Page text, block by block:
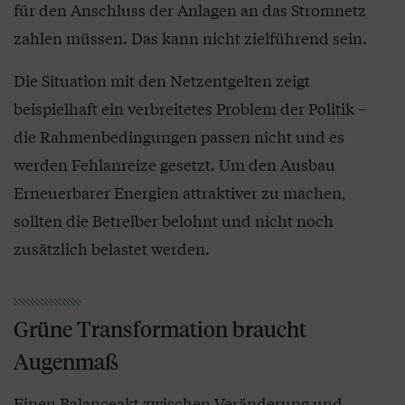
für den Anschluss der Anlagen an das Stromnetz
zahlen müssen. Das kann nicht zielführend sein.
Die Situation mit den Netzentgelten zeigt
beispielhaft ein verbreitetes Problem der Politik –
die Rahmenbedingungen passen nicht und es
werden Fehlanreize gesetzt. Um den Ausbau
Erneuerbarer Energien attraktiver zu machen,
sollten die Betreiber belohnt und nicht noch
zusätzlich belastet werden.
Grüne Transformation braucht
Augenmaß